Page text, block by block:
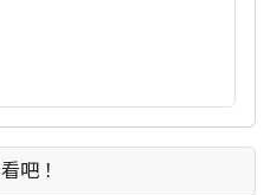
吧！